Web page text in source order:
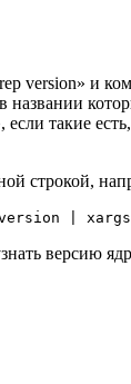
version» и
названии
если такие
строкой,
|
версию